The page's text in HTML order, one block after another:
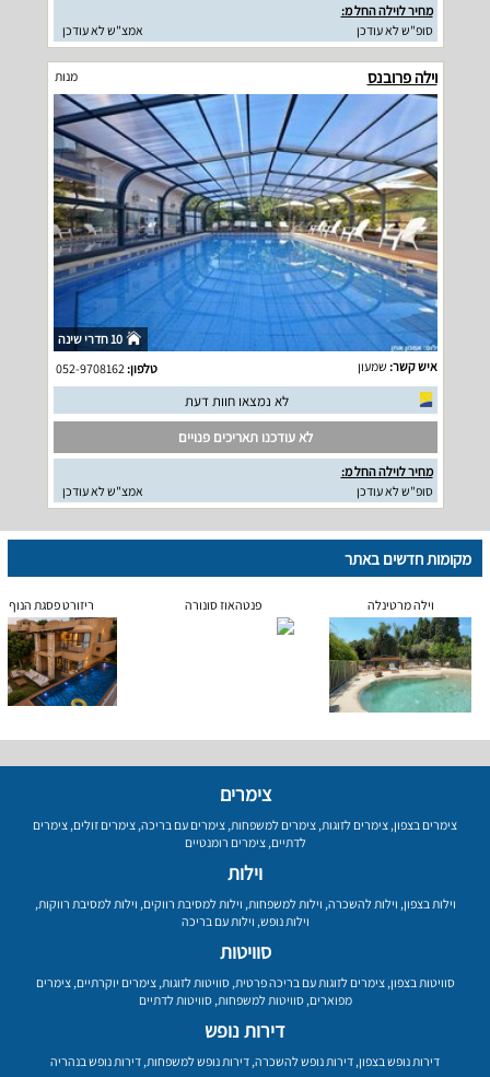
מחיר לוילה החל מ:
סופ"ש לא עודכן
אמצ"ש לא עודכן
וילה פרובנס מנות
10 חדרי שינה
איש קשר: שמעון טלפון:052-9708162
לא נמצאו חוות דעת
לא עודכנו תאריכים פנויים
מחיר לוילה החל מ:
סופ"ש לא עודכן
אמצ"ש לא עודכן
מקומות חדשים באתר
וילה מרטינלה פנטהאוז סונורה ריזורט פסגת הנוף
צימרים
צימרים בצפון, צימרים לזוגות, צימרים למשפחות, צימרים עם בריכה, צימרים זולים, צימרים
לדתיים,צימרים רומנטיים
וילות
וילות בצפון, וילות להשכרה, וילות למשפחות, וילות למסיבת רווקים, וילות למסיבת רווקות,
וילות נופש, וילות עם בריכה
סוויטות
סוויטות בצפון,צימרים לזוגות עם בריכה פרטית,סוויטות לזוגות,צימרים יוקרתיים,צימרים
מפוארים,סוויטות למשפחות,סוויטות לדתיים
דירות נופש
דירות נופש בצפון, דירות נופש להשכרה, דירות נופש למשפחות, דירות נופש בנהריה